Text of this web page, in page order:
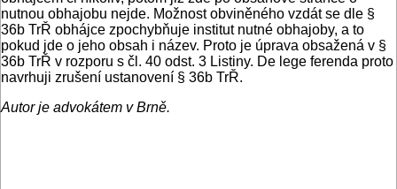
nutnou obhajobu nejde. Možnost obviněného vzdát se dle §
36b TrŘ obhájce zpochybňuje institut nutné obhajoby, a to
pokud jde o jeho obsah i název. Proto je úprava obsažená v §
36b TrŘ v rozporu s čl. 40 odst. 3 Listiny. De lege ferenda proto
navrhuji zrušení ustanovení § 36b TrŘ.
Autor je advokátem v Brně.